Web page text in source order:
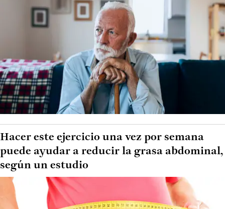
Hacer este ejercicio una vez por semana
puede ayudar a reducir la grasa abdominal,
según un estudio